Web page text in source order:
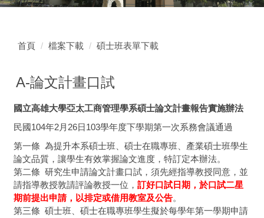
首頁 檔案下載 碩士班表單下載
A-論文計畫口試
國立高雄大學亞太工商管理學系碩士論文計畫報告實施辦法
民國104年2月26日103學年度下學期第一次系務會議通過
第一條 為提升本系碩士班、碩士在職專班、產業碩士班學生
論文品質，讓學生有效掌握論文進度，特訂定本辦法。
第二條 研究生申請論文計畫口試，須先經指導教授同意，並
請指導教授敦請評論教授一位， 訂好口試日期，於口試二星
期前提出申請，以排定或借用教室及公告。
第三條 碩士班、碩士在職專班學生擬於每學年第一學期申請